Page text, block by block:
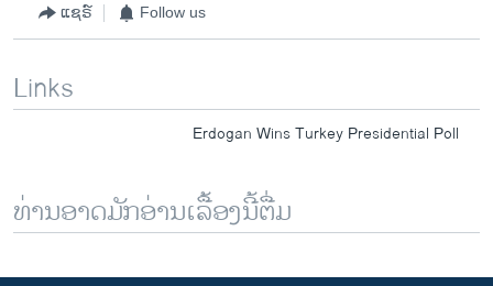
ແຊຣ໌ Follow us
Links
Erdogan Wins Turkey Presidential Poll
ທ່ານອາດມັກອ່ານເລື້ອງນີ້ຕື່ມ